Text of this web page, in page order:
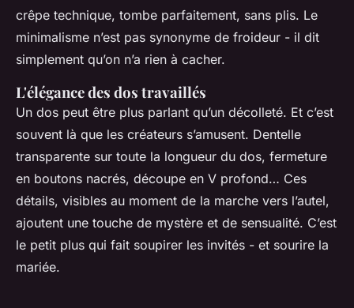
crêpe technique, tombe parfaitement, sans plis. Le
minimalisme n’est pas synonyme de froideur - il dit
simplement qu’on n’a rien à cacher.
L'élégance des dos travaillés
Un dos peut être plus parlant qu’un décolleté. Et c’est
souvent là que les créateurs s’amusent. Dentelle
transparente sur toute la longueur du dos, fermeture
en boutons nacrés, découpe en V profond… Ces
détails, visibles au moment de la marche vers l’autel,
ajoutent une touche de mystère et de sensualité. C’est
le petit plus qui fait soupirer les invités - et sourire la
mariée.